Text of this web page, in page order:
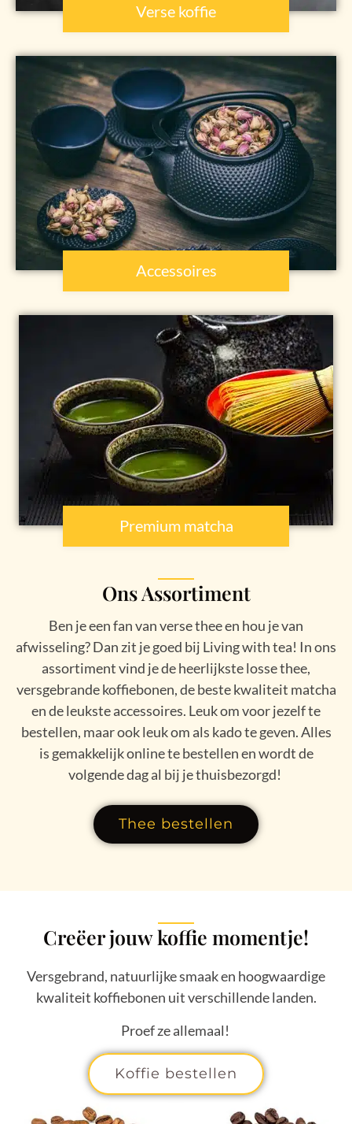
Verse koffie
Accessoires
Premium matcha
Ons Assortiment
Ben je een fan van verse thee en hou je van
afwisseling? Dan zit je goed bij Living with tea! In ons
assortiment vind je de heerlijkste losse thee,
versgebrande koffiebonen, de beste kwaliteit matcha
en de leukste accessoires. Leuk om voor jezelf te
bestellen, maar ook leuk om als kado te geven. Alles
is gemakkelijk online te bestellen en wordt de
volgende dag al bij je thuisbezorgd!
Thee bestellen
Creëer jouw koffie momentje!
Versgebrand, natuurlijke smaak en hoogwaardige
kwaliteit koffiebonen uit verschillende landen.
Proef ze allemaal!
Koffie bestellen